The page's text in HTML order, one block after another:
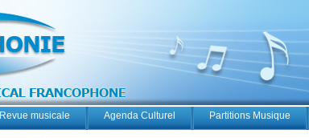
Revue musicale Agenda Culturel Partitions Musique